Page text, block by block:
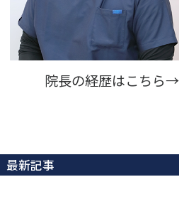
院長の経歴はこちら→
最新記事